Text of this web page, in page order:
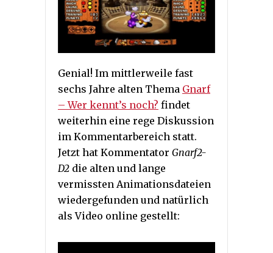
Genial! Im mittlerweile fast
sechs Jahre alten Thema Gnarf
– Wer kennt’s noch? findet
weiterhin eine rege Diskussion
im Kommentarbereich statt.
Jetzt hat Kommentator Gnarf2-
D2 die alten und lange
vermissten Animationsdateien
wiedergefunden und natürlich
als Video online gestellt: